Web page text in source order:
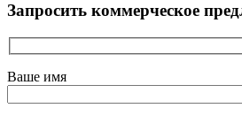
Запросить коммерческое
Ваше имя